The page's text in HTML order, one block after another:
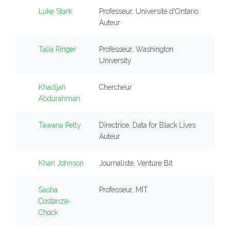
Luke Stark
Professeur, Université d'Ontario
Auteur
Talia Ringer
Professeur, Washington
University
Khadijah
Abdurahman
Chercheur
Tawana Petty
Directrice, Data for Black Lives
Auteur
Khari Johnson Journaliste, Venture Bit
Sasha
Costanza-
Chock
Professeur, MIT